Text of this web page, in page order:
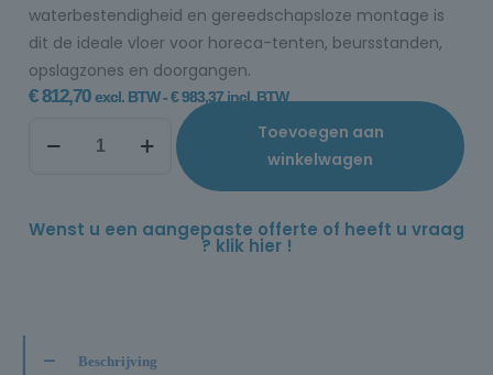
waterbestendigheid en gereedschapsloze montage is
dit de ideale vloer voor horeca-tenten, beursstanden,
opslagzones en doorgangen.
€812,70 excl. BTW -€983,37 incl. BTW
Toevoegen aan
winkelwagen
Wenst u een aangepaste offerte of heeft u vraag
? klik hier !
Beschrijving